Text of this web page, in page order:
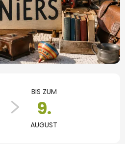
BIS ZUM
9.
AUGUST